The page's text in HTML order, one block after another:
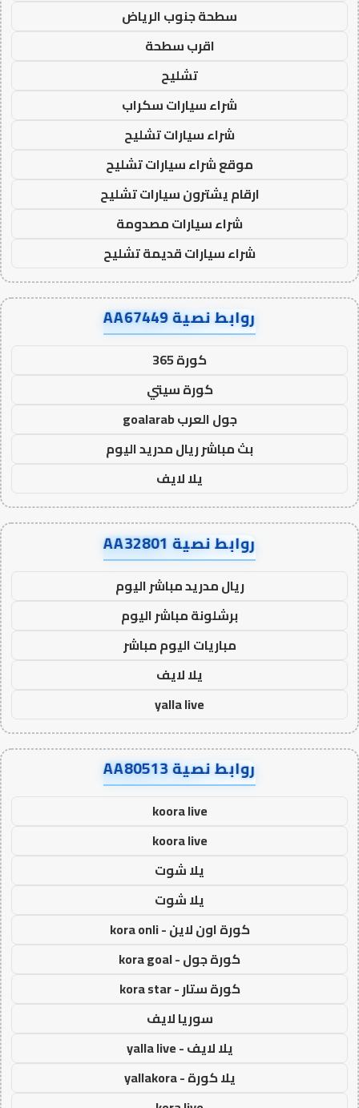
سطحة جنوب الرياض
اقرب سطحة
تشليح
شراء سيارات سكراب
شراء سيارات تشليح
موقع شراء سيارات تشليح
ارقام يشترون سيارات تشليح
شراء سيارات مصدومة
شراء سيارات قديمة تشليح
روابط نصية AA67449
كورة 365
كورة سيتي
جول العرب goalarab
بث مباشر ريال مدريد اليوم
يلا لايف
روابط نصية AA32801
ريال مدريد مباشر اليوم
برشلونة مباشر اليوم
مباريات اليوم مباشر
يلا لايف
yalla live
روابط نصية AA80513
koora live
koora live
يلا شوت
يلا شوت
كورة اون لاين - kora onli
كورة جول - kora goal
كورة ستار - kora star
سوريا لايف
يلا لايف - yalla live
يلا كورة - yallakora